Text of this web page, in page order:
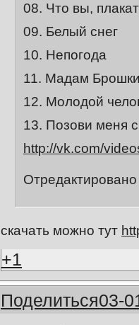
08. Что вы,
09. Белый снег
10. Непогода
11. Мадам
12. Молодой
13. Позови меня
http://vk.com/
скачать можно тут
+1
Поделиться03-